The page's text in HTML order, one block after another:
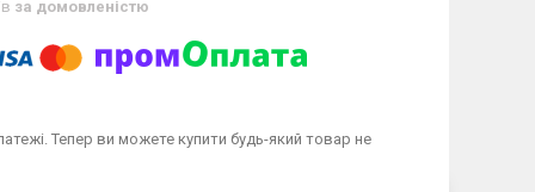
за домовленістю
Тепер ви можете купити будь-який товар не